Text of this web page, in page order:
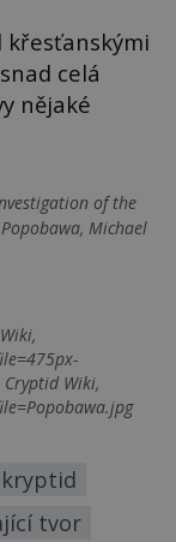
křesťanskými
celá
nějaké
of the
Michael
Wiki,
kryptid
tvor